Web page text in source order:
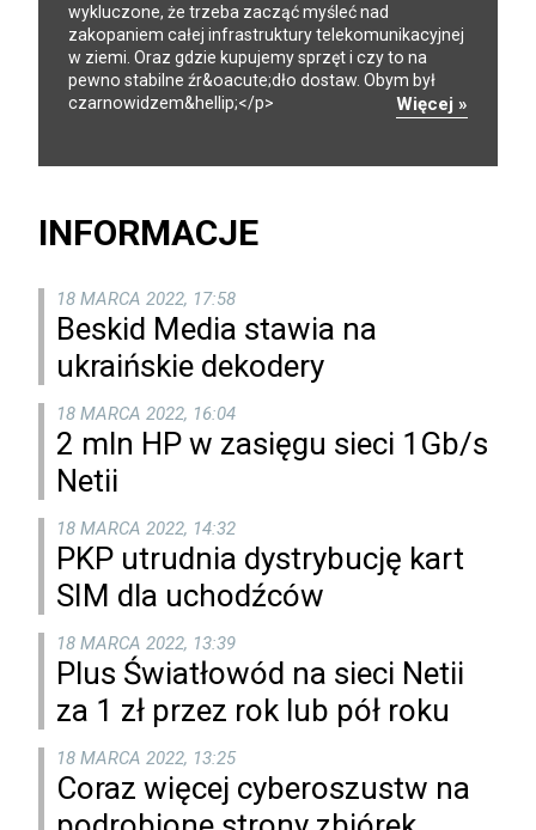
wykluczone, że trzeba zacząć myśleć nad
zakopaniem całej infrastruktury telekomunikacyjnej
w ziemi. Oraz gdzie kupujemy sprzęt i czy to na
pewno stabilne źr&oacute;dło dostaw. Obym był
czarnowidzem&hellip;</p>
Więcej »
INFORMACJE
18 MARCA 2022, 17:58
Beskid Media stawia na
ukraińskie dekodery
18 MARCA 2022, 16:04
2 mln HP w zasięgu sieci 1Gb/s
Netii
18 MARCA 2022, 14:32
PKP utrudnia dystrybucję kart
SIM dla uchodźców
18 MARCA 2022, 13:39
Plus Światłowód na sieci Netii
za 1 zł przez rok lub pół roku
18 MARCA 2022, 13:25
Coraz więcej cyberoszustw na